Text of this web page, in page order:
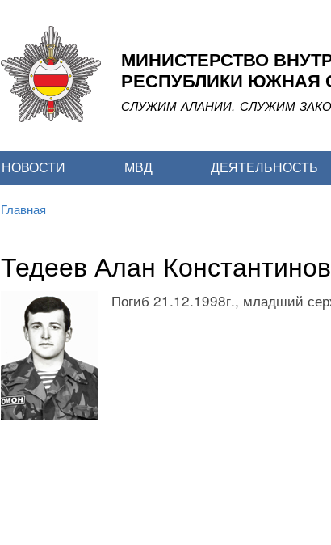
МИНИСТЕРСТВО
РЕСПУБЛИКИ ЮЖНАЯ
СЛУЖИМ АЛАНИИ, СЛУЖИМ
НОВОСТИ МВД ДЕЯТЕЛЬНОСТЬ
Строка
Главная
Тедеев Алан
Погиб 21.12.1998г., младший